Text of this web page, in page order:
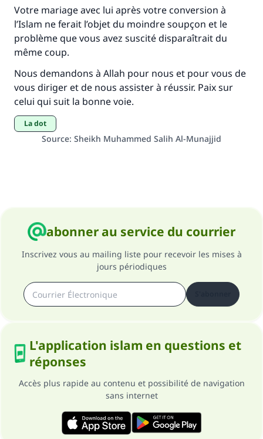
Votre mariage avec lui après votre conversion à
l’Islam ne ferait l’objet du moindre soupçon et le
problème que vous avez suscité disparaîtrait du
même coup.
Nous demandons à Allah pour nous et pour vous de
vous diriger et de nous assister à réussir. Paix sur
celui qui suit la bonne voie.
La dot
Source: Sheikh Muhammed Salih Al-Munajjid
abonner au service du courrier
Inscrivez vous au mailing liste pour recevoir les mises à
jours périodiques
L'application islam en questions et
réponses
Accès plus rapide au contenu et possibilité de navigation
sans internet
même récompense que celui qui le fait."
(MOUSLIM 1893)
Soutenez IslamQA